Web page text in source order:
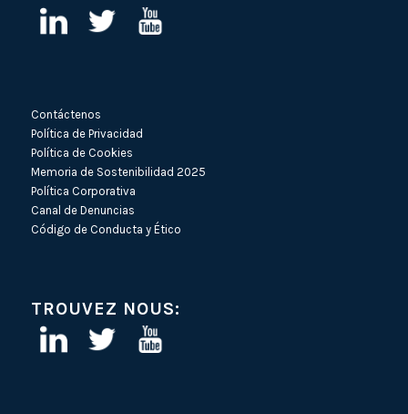
Contáctenos
Política de Privacidad
Política de Cookies
Memoria de Sostenibilidad 2025
Política Corporativa
Canal de Denuncias
Código de Conducta y Ético
TROUVEZ NOUS: